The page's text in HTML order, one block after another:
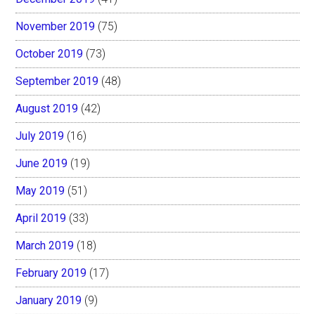
November 2019 (75)
October 2019 (73)
September 2019 (48)
August 2019 (42)
July 2019 (16)
June 2019 (19)
May 2019 (51)
April 2019 (33)
March 2019 (18)
February 2019 (17)
January 2019 (9)